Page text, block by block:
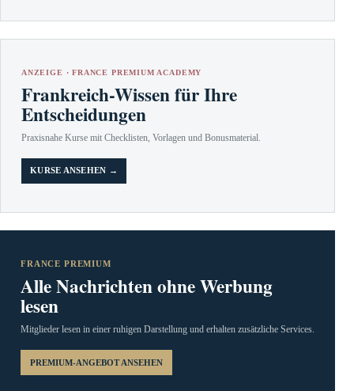
ANZEIGE · FRANCE PREMIUM ACADEMY
Frankreich-Wissen für Ihre
Entscheidungen
Praxisnahe Kurse mit Checklisten, Vorlagen und Bonusmaterial.
KURSE ANSEHEN →
FRANCE PREMIUM
Alle Nachrichten ohne Werbung
lesen
Mitglieder lesen in einer ruhigen Darstellung und erhalten zusätzliche Services.
PREMIUM-ANGEBOT ANSEHEN